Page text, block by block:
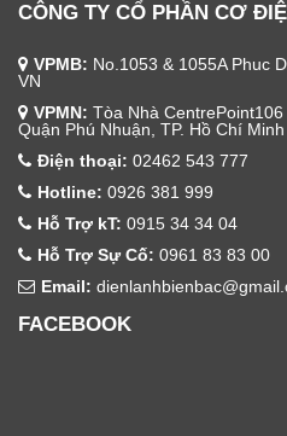
CÔNG TY CỔ PHẦN CƠ
VPMB: No.1053 & 1055A Phuc
VN
VPMN: Tòa Nhà
Quận Phú Nhuận, TP. Hồ Chí Minh
Điện thoại: 02462 543 777
Hotline: 0926 381 999
Hỗ Trợ kT: 0915 34 34 04
Hỗ Trợ Sự Cố: 0961 83 83 00
Email:
FACEBOOK